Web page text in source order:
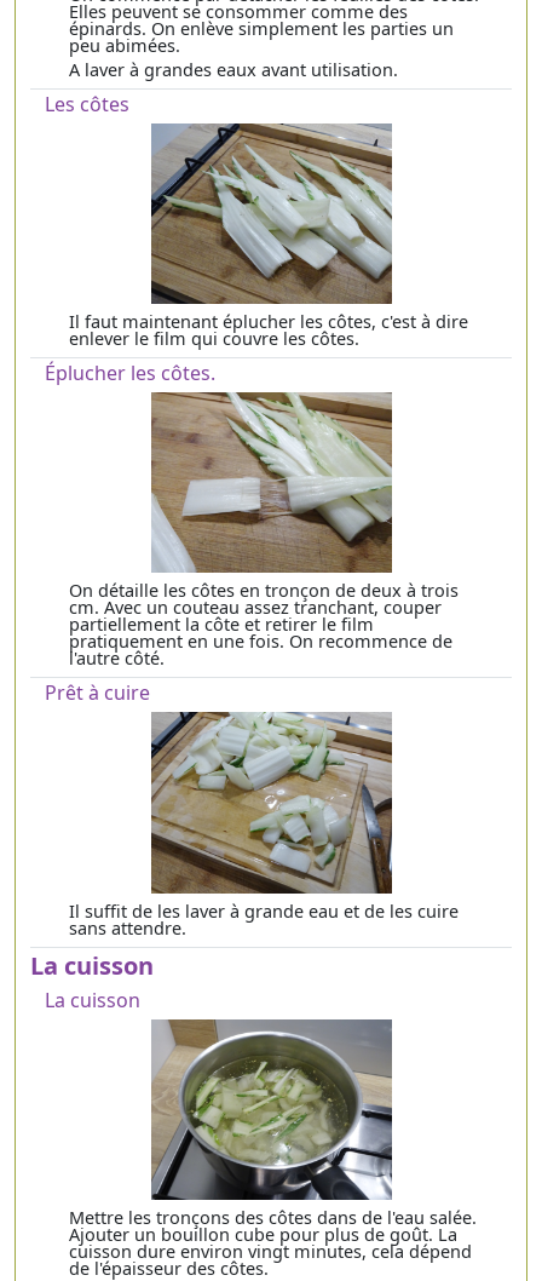
Elles peuvent se consommer comme des
épinards. On enlève simplement les parties un
peu abimées.
A laver à grandes eaux avant utilisation.
Les côtes
Il faut maintenant éplucher les côtes, c'est à dire
enlever le film qui couvre les côtes.
Éplucher les côtes.
On détaille les côtes en tronçon de deux à trois
cm. Avec un couteau assez tranchant, couper
partiellement la côte et retirer le film
pratiquement en une fois. On recommence de
l'autre côté.
Prêt à cuire
Il suffit de les laver à grande eau et de les cuire
sans attendre.
La cuisson
La cuisson
Mettre les tronçons des côtes dans de l'eau salée.
Ajouter un bouillon cube pour plus de goût. La
cuisson dure environ vingt minutes, cela dépend
de l'épaisseur des côtes.